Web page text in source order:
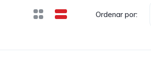
Ordenar por: